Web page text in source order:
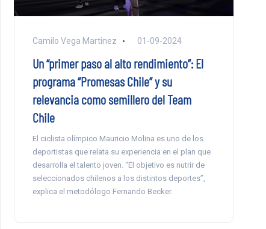
Camilo Vega Martinez 01-09-2024
Un “primer paso al alto rendimiento”: El
programa “Promesas Chile” y su
relevancia como semillero del Team
Chile
El ciclista olímpico Mauricio Molina es uno de los
deportistas que relata su experiencia en el plan que
desarrolla el talento joven. “El objetivo es nutrir de
seleccionados chilenos a los distintos deportes”,
explica el metodólogo Fernando Becker.